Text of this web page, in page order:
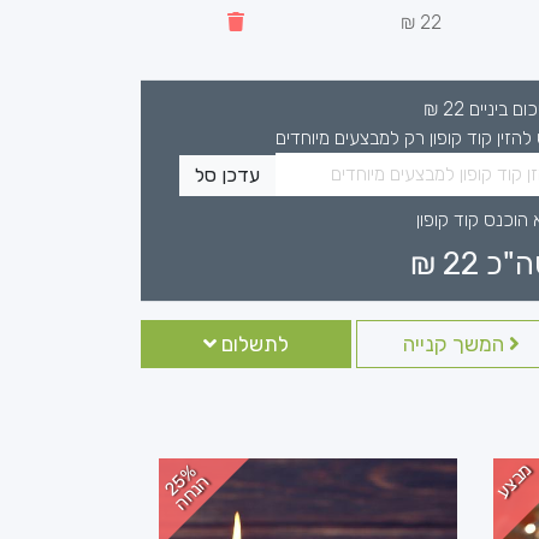
22 ₪
ביניים 22
₪
להזין קוד קופון רק למבצעים מיוחדים
עדכן סל
הוכנס קוד קופון
22
₪
המשך קנייה לתשלום
2
5
%
ה
נ
ח
ה מבצע